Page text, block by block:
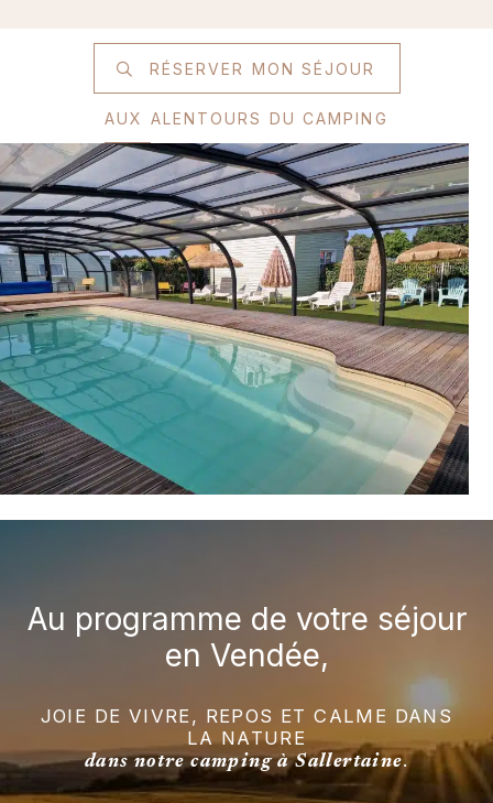
RÉSERVER MON SÉJOUR
AUX ALENTOURS DU CAMPING
Au programme de votre séjour
en Vendée,
JOIE DE VIVRE, REPOS ET CALME DANS
LA NATURE
dans notre camping à Sallertaine.